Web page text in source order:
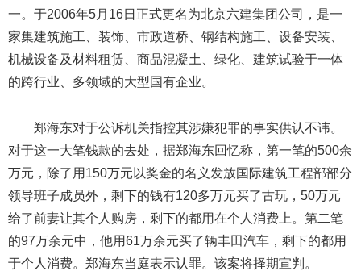
一。于2006年5月16日正式更名为北京六建集团公司，是一
家集建筑施工、装饰、市政道桥、钢结构施工、设备安装、
机械设备及材料租赁、商品混凝土、绿化、建筑试验于一体
的跨行业、多领域的大型国有企业。
郑海东对于公诉机关指控其涉嫌犯罪的事实供认不讳。
对于这一大笔钱款的去处，据郑海东回忆称，第一笔的500余
万元，除了用150万元以奖金的名义发放国际建筑工程部部分
领导班子成员外，剩下的钱有120多万元买了古玩，50万元
给了前妻让其个人购房，剩下的都用在个人消费上。第二笔
的97万余元中，他用61万余元买了辆丰田汽车，剩下的都用
于个人消费。郑海东当庭表示认罪。该案将择期宣判。